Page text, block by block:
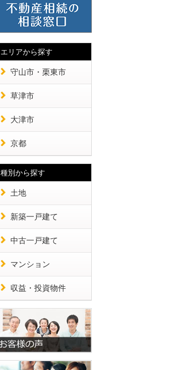
エリアから探す
守山市・栗東市
草津市
大津市
京都
種別から探す
土地
新築一戸建て
中古一戸建て
マンション
収益・投資物件